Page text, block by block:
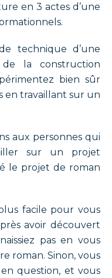
en 3 actes d’une
technique d’une
la construction
bien sûr
en travaillant sur un
aux personnes qui
sur un projet
le projet de roman
facile pour vous
avoir découvert
pas en vous
roman. Sinon, vous
question, et vous